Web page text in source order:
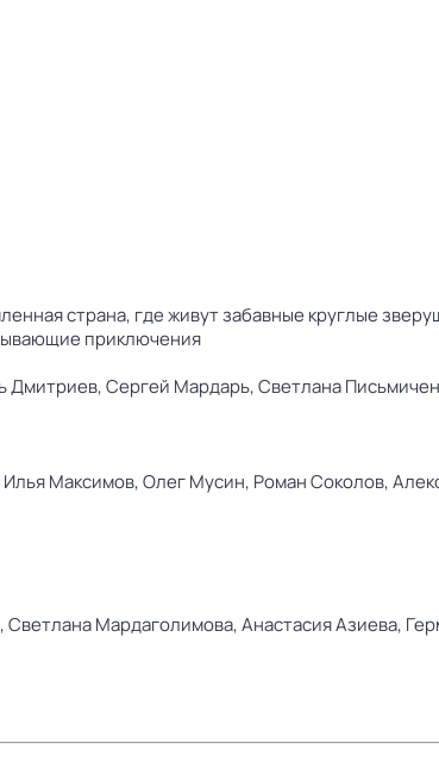
страна, где живут забавные круглые
приключения
Дмитриев,Сергей Мардарь,Светлана
Илья Максимов,Олег Мусин, Роман Соколов,
Светлана Мардаголимова,Анастасия Азиева,